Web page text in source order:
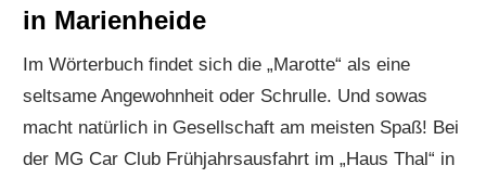
in Marienheide
Im Wörterbuch findet sich die „Marotte“ als eine
seltsame Angewohnheit oder Schrulle. Und sowas
macht natürlich in Gesellschaft am meisten Spaß! Bei
der MG Car Club Frühjahrsausfahrt im „Haus Thal“ in